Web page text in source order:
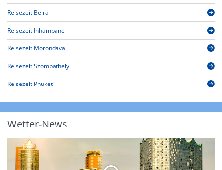
Reisezeit Beira
Reisezeit Inhambane
Reisezeit Morondava
Reisezeit Szombathely
Reisezeit Phuket
Wetter-News